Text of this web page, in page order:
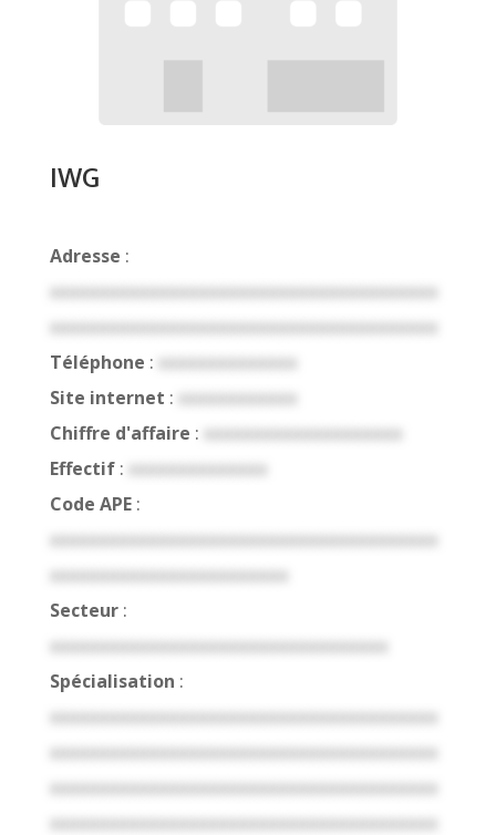
IWG
Adresse :
xxxxxxxxxxxxxxxxxxxxxxxxxxxxxxxxxxxxxxx
xxxxxxxxxxxxxxxxxxxxxxxxxxxxxxxxxxxxxxx
Téléphone : xxxxxxxxxxxxxx
Site internet : xxxxxxxxxxxx
Chiffre d'affaire : xxxxxxxxxxxxxxxxxxxx
Effectif: xxxxxxxxxxxxxx
Code APE:
xxxxxxxxxxxxxxxxxxxxxxxxxxxxxxxxxxxxxxx
xxxxxxxxxxxxxxxxxxxxxxxx
Secteur:
xxxxxxxxxxxxxxxxxxxxxxxxxxxxxxxxxx
Spécialisation :
xxxxxxxxxxxxxxxxxxxxxxxxxxxxxxxxxxxxxxx
xxxxxxxxxxxxxxxxxxxxxxxxxxxxxxxxxxxxxxx
xxxxxxxxxxxxxxxxxxxxxxxxxxxxxxxxxxxxxxx
xxxxxxxxxxxxxxxxxxxxxxxxxxxxxxxxxxxxxxx